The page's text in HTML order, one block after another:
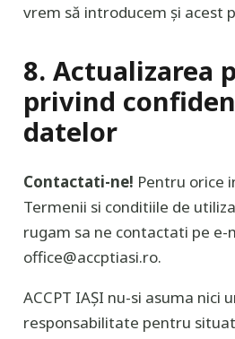
vrem să introducem și acest
8. Actualizarea
privind
datelor
Contactati-ne! Pentru orice
Termenii si conditiile de
rugam sa ne contactati pe e-
office@accptiasi.ro.
ACCPT IAȘI nu-si asuma nici
responsabilitate pentru